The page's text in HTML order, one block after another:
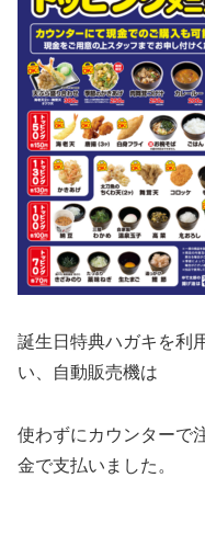
誕生日特典ハガキを利
い、自動販売機は
使わずにカウンターで
金で支払いました。